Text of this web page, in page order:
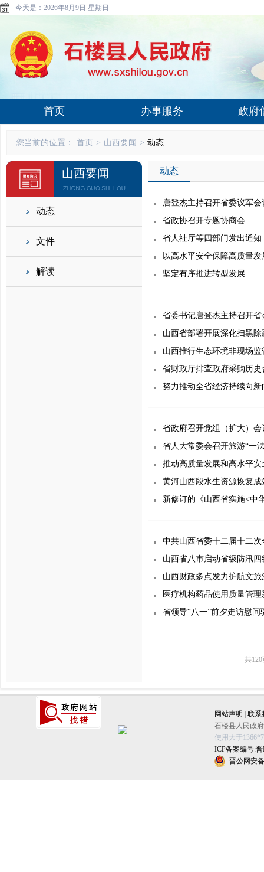
今天是： 2026年8月9日 星期日
首页 办事服务 政府
您当前的位置： 首页 > 山西要闻 > 动态
山西要闻
动态
文件
解读
动态
唐登杰主持召开省委议军会
省政协召开专题协商会
省人社厅等四部门发出通
以高水平安全保障高质量发
坚定有序推进转型发展
省委书记唐登杰主持召开
山西省部署开展深化扫黑
山西推行生态环境非现场监
省财政厅排查政府采购历
努力推动全省经济持续向
省政府召开党组（扩大）
省人大常委会召开旅游“一
推动高质量发展和高水平安
黄河山西段水生资源恢复成
新修订的《山西省实施<中
中共山西省委十二届十二
山西省八市启动省级防汛
山西财政多点发力护航文
医疗机构药品使用质量管
省领导“八一”前夕走访慰问
共
网站声明
联系
石楼县人民政
使用大于
ICP备案编号:晋
晋公网安